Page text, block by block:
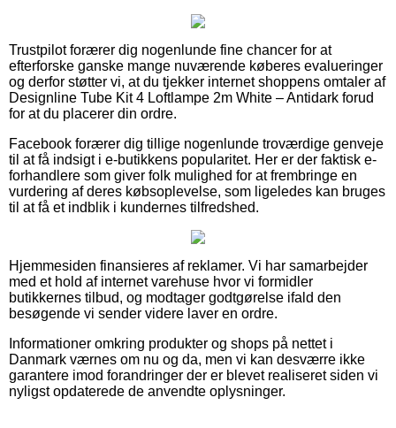
Trustpilot forærer dig nogenlunde fine chancer for at
efterforske ganske mange nuværende køberes evalueringer
og derfor støtter vi, at du tjekker internet shoppens omtaler af
Designline Tube Kit 4 Loftlampe 2m White – Antidark forud
for at du placerer din ordre.
Facebook forærer dig tillige nogenlunde troværdige genveje
til at få indsigt i e-butikkens popularitet. Her er der faktisk e-
forhandlere som giver folk mulighed for at frembringe en
vurdering af deres købsoplevelse, som ligeledes kan bruges
til at få et indblik i kundernes tilfredshed.
Hjemmesiden finansieres af reklamer. Vi har samarbejder
med et hold af internet varehuse hvor vi formidler
butikkernes tilbud, og modtager godtgørelse ifald den
besøgende vi sender videre laver en ordre.
Informationer omkring produkter og shops på nettet i
Danmark værnes om nu og da, men vi kan desværre ikke
garantere imod forandringer der er blevet realiseret siden vi
nyligst opdaterede de anvendte oplysninger.